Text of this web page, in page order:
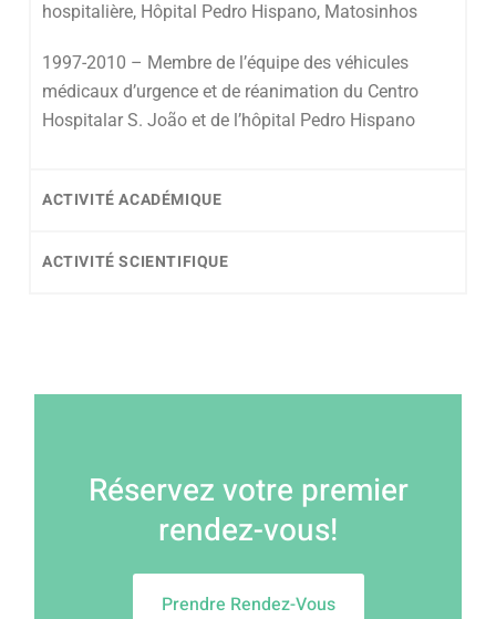
hospitalière, Hôpital Pedro Hispano, Matosinhos
1997-2010 – Membre de l’équipe des véhicules
médicaux d’urgence et de réanimation du Centro
Hospitalar S. João et de l’hôpital Pedro Hispano
ACTIVITÉ ACADÉMIQUE
ACTIVITÉ SCIENTIFIQUE
Réservez votre premier
rendez-vous!
Prendre Rendez-Vous